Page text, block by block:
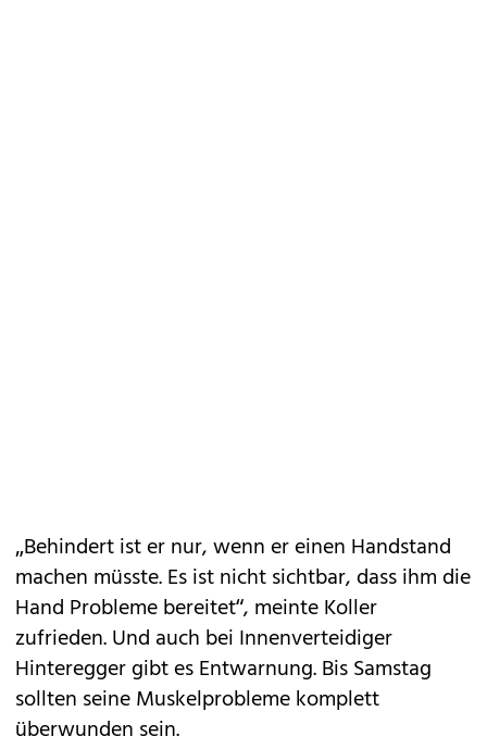
„Behindert ist er nur, wenn er einen Handstand
machen müsste. Es ist nicht sichtbar, dass ihm die
Hand Probleme bereitet“, meinte Koller
zufrieden. Und auch bei Innenverteidiger
Hinteregger gibt es Entwarnung. Bis Samstag
sollten seine Muskelprobleme komplett
überwunden sein.